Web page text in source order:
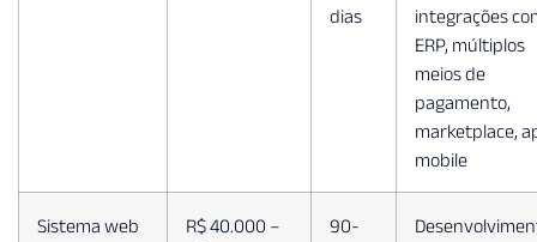
dias
integrações
ERP, múltiplos
meios de
pagamento,
marketplace,
mobile
Sistema web
R$ 40.000 –
90-